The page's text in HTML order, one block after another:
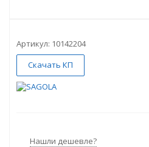
Артикул: 10142204
Скачать КП
Нашли дешевле?